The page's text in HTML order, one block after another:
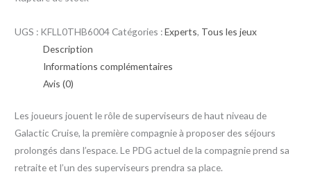
UGS : KFLL0THB6004 Catégories :Experts, Tous les jeux
Description
Informations complémentaires
Avis (0)
Les joueurs jouent le rôle de superviseurs de haut niveau de
Galactic Cruise, la première compagnie à proposer des séjours
prolongés dans l’espace. Le PDG actuel de la compagnie prend sa
retraite et l’un des superviseurs prendra sa place.